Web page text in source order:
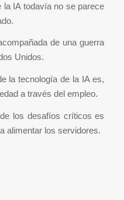
IA todavía no se parece
de una guerra
Unidos.
la tecnología de la IA es,
a través del empleo.
los desafíos críticos es
alimentar los servidores.